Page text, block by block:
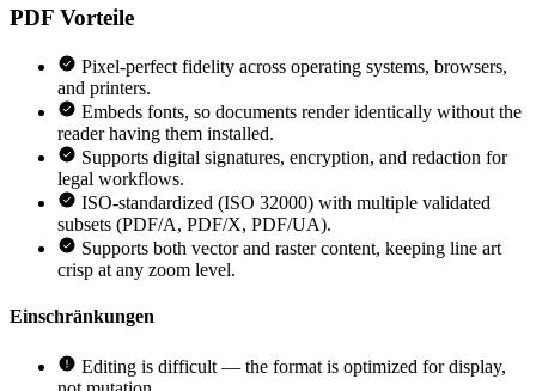
PDF Vorteile
Pixel-perfect fidelity across operating systems, browsers,
and printers.
Embeds fonts, so documents render identically without the
reader having them installed.
Supports digital signatures, encryption, and redaction for
legal workflows.
ISO-standardized (ISO 32000) with multiple validated
subsets (PDF/A, PDF/X, PDF/UA).
Supports both vector and raster content, keeping line art
crisp at any zoom level.
Einschränkungen
Editing is difficult — the format is optimized for display,